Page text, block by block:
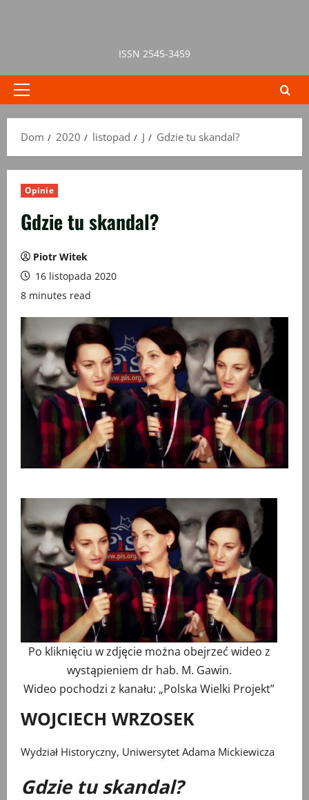
ISSN 2545-3459
Menu
Dom
2020 listopad J Gdzie tu skandal?
Opinie
Gdzie tu skandal?
Piotr Witek
16 listopada 2020
8 minutes read
Po kliknięciu w zdjęcie można obejrzeć wideo z
wystąpieniem dr hab. M. Gawin.
Wideo pochodzi z kanału: „Polska Wielki Projekt”
WOJCIECH WRZOSEK
Wydział Historyczny, Uniwersytet Adama Mickiewicza
Gdzie tu skandal?